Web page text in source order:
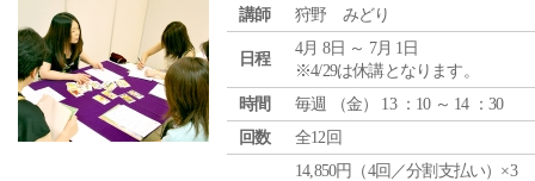
講師 狩野 みどり
日程
4月 8日 ～ 7月 1日
※4/29は休講となります。
時間
毎週 （金） 13 ：10 ～ 14 ：30
回数
全12回
14,850円（4回／分割支払い）×3